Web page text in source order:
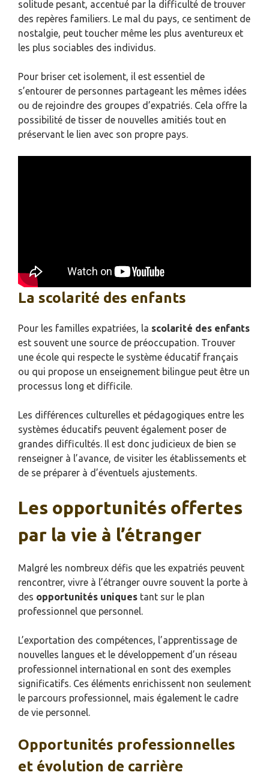
solitude pesant, accentué par la difficulté de trouver
des repères familiers. Le mal du pays, ce sentiment de
nostalgie, peut toucher même les plus aventureux et
les plus sociables des individus.
Pour briser cet isolement, il est essentiel de
s’entourer de personnes partageant les mêmes idées
ou de rejoindre des groupes d’expatriés. Cela offre la
possibilité de tisser de nouvelles amitiés tout en
préservant le lien avec son propre pays.
La scolarité des enfants
Pour les familles expatriées, la scolarité des enfants
est souvent une source de préoccupation. Trouver
une école qui respecte le système éducatif français
ou qui propose un enseignement bilingue peut être un
processus long et difficile.
Les différences culturelles et pédagogiques entre les
systèmes éducatifs peuvent également poser de
grandes difficultés. Il est donc judicieux de bien se
renseigner à l’avance, de visiter les établissements et
de se préparer à d’éventuels ajustements.
Les opportunités offertes
par la vie à l’étranger
Malgré les nombreux défis que les expatriés peuvent
rencontrer, vivre à l’étranger ouvre souvent la porte à
des opportunités uniques tant sur le plan
professionnel que personnel.
L’exportation des compétences, l’apprentissage de
nouvelles langues et le développement d’un réseau
professionnel international en sont des exemples
significatifs. Ces éléments enrichissent non seulement
le parcours professionnel, mais également le cadre
de vie personnel.
Opportunités professionnelles
et évolution de carrière